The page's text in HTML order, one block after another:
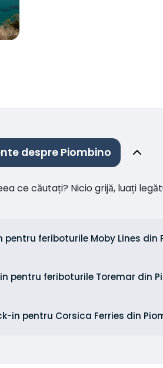
despre Piombino
ce căutați? Nicio grijă, luați
feriboturile Moby Lines din
pentru feriboturile Toremar din
in pentru Corsica Ferries din